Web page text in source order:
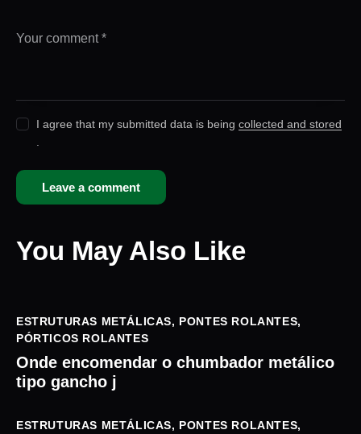
I agree that my submitted data is beingcollected and stored
You May Also Like
ESTRUTURAS METÁLICAS, PONTES ROLANTES,
PÓRTICOS ROLANTES
Onde encomendar o chumbador metálico
tipo gancho j
ESTRUTURAS METÁLICAS, PONTES ROLANTES,